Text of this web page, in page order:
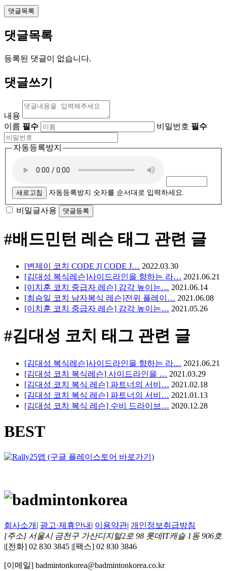
댓글목록
댓글목록
등록된 댓글이 없습니다.
댓글쓰기
내용
이름 필수 비밀번호 필수
자동등록방지
새로고침 자동등록방지 숫자를 순서대로 입력하세요.
비밀글사용
#배드민턴 레슨 태그 관련 글
[변제이 코치 CODE J] CODE J… 2022.03.30
[김대성 복식레슨]사이드라인을 향하는 라… 2021.06.21
[이치훈 코치 중급자 레슨] 감각 높이는… 2021.06.14
[최승일 코치 남자복식 레슨]전위 플레이… 2021.06.08
[이치훈 코치 중급자 레슨] 감각 높이는… 2021.05.26
#김대성 코치 태그 관련 글
[김대성 복식레슨]사이드라인을 향하는 라… 2021.06.21
[김대성 코치 복식레슨] 사이드라인을 … 2021.03.29
[김대성 코치 복식 레슨] 파트너의 서비… 2021.02.18
[김대성 코치 복식 레슨] 파트너의 서비… 2021.01.13
[김대성 코치 복식 레슨] 수비 드라이브… 2020.12.28
BEST
회사소개 | 광고·제휴안내 | 이용약관| 개인정보취급방침
[주소] 서울시 금천구 가산디지털2로 98 롯데IT캐슬 1동 906호
|[전화] 02 830 3845 |[팩스] 02 830 3846
[이메일] badmintonkorea@badmintonkorea.co.kr